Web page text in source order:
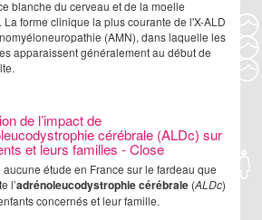
blanche du cerveau et de la moelle
La forme clinique la plus courante de l'X-ALD
(AMN), dans laquelle les
apparaissent généralement au début de
de l’impact de
cérébrale (ALDc) sur
et leurs familles - Close
aucune étude en France sur le fardeau que
l’adrénoleucodystrophie cérébrale (ALDc)
concernés et leur famille.